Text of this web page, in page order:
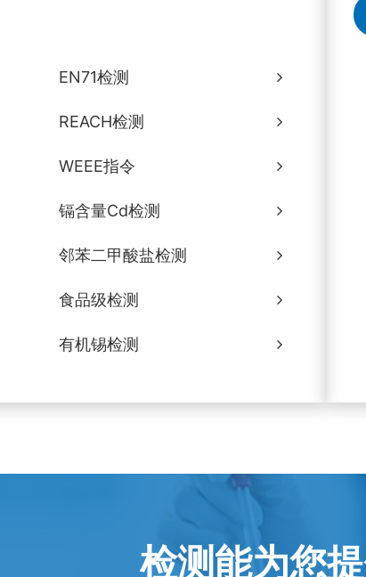
EN71检测
REACH检测
WEEE指令
镉含量Cd检测
邻苯二甲酸盐检测
食品级检测
有机锡检测
检测能为您